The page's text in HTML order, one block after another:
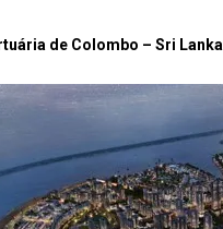
de Colombo – Sri Lanka